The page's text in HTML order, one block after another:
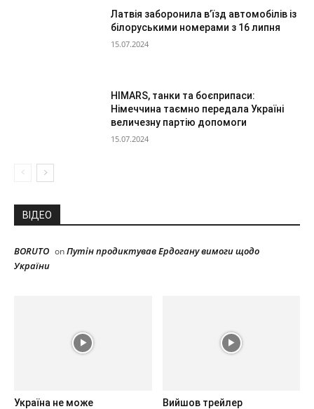
Латвія заборонила в’їзд автомобілів із
білоруськими номерами з 16 липня
15.07.2024
HIMARS, танки та боєприпаси:
Німеччина таємно передала Україні
величезну партію допомоги
15.07.2024
ВІДЕО
BORUTO onПутін продиктував Ердогану вимоги щодо
України
Україна не може
Вийшов трейлер